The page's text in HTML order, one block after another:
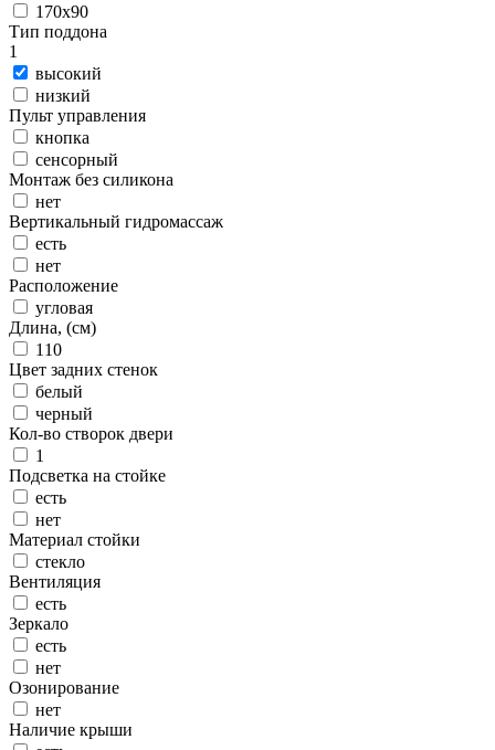
170x90
Тип поддона
1
высокий
низкий
Пульт управления
кнопка
сенсорный
Монтаж без силикона
нет
Вертикальный гидромассаж
есть
нет
Расположение
угловая
Длина, (см)
110
Цвет задних стенок
белый
черный
Кол-во створок двери
1
Подсветка на стойке
есть
нет
Материал стойки
стекло
Вентиляция
есть
Зеркало
есть
нет
Озонирование
нет
Наличие крыши